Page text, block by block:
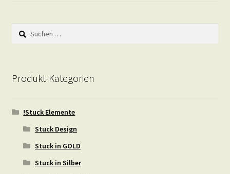
Suchen
nach:
Produkt-Kategorien
!Stuck Elemente
Stuck Design
Stuck in GOLD
Stuck in Silber